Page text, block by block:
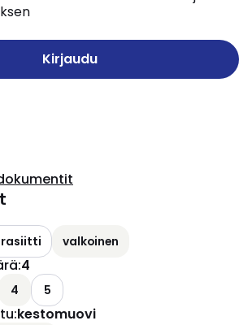
Kirjaudu
valkoinen
:4
4 5
:kestomuovi